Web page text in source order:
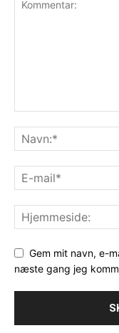
Gem mit navn, e-
næste gang jeg